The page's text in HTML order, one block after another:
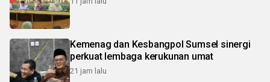
Kemenag dan Kesbangpol Sumsel sinergi
perkuat lembaga kerukunan umat
21 jam lalu